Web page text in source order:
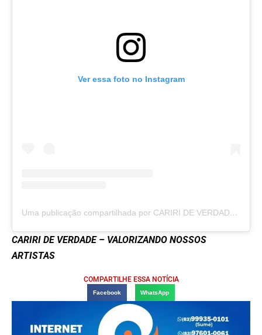
Ver essa foto no Instagram
Uma publicação compartilhada por CARIRI DE VERDADE (@carirideverdadeoficial)
CARIRI DE VERDADE – VALORIZANDO NOSSOS
ARTISTAS
COMPARTILHE ESSA NOTÍCIA
Facebook WhatsApp